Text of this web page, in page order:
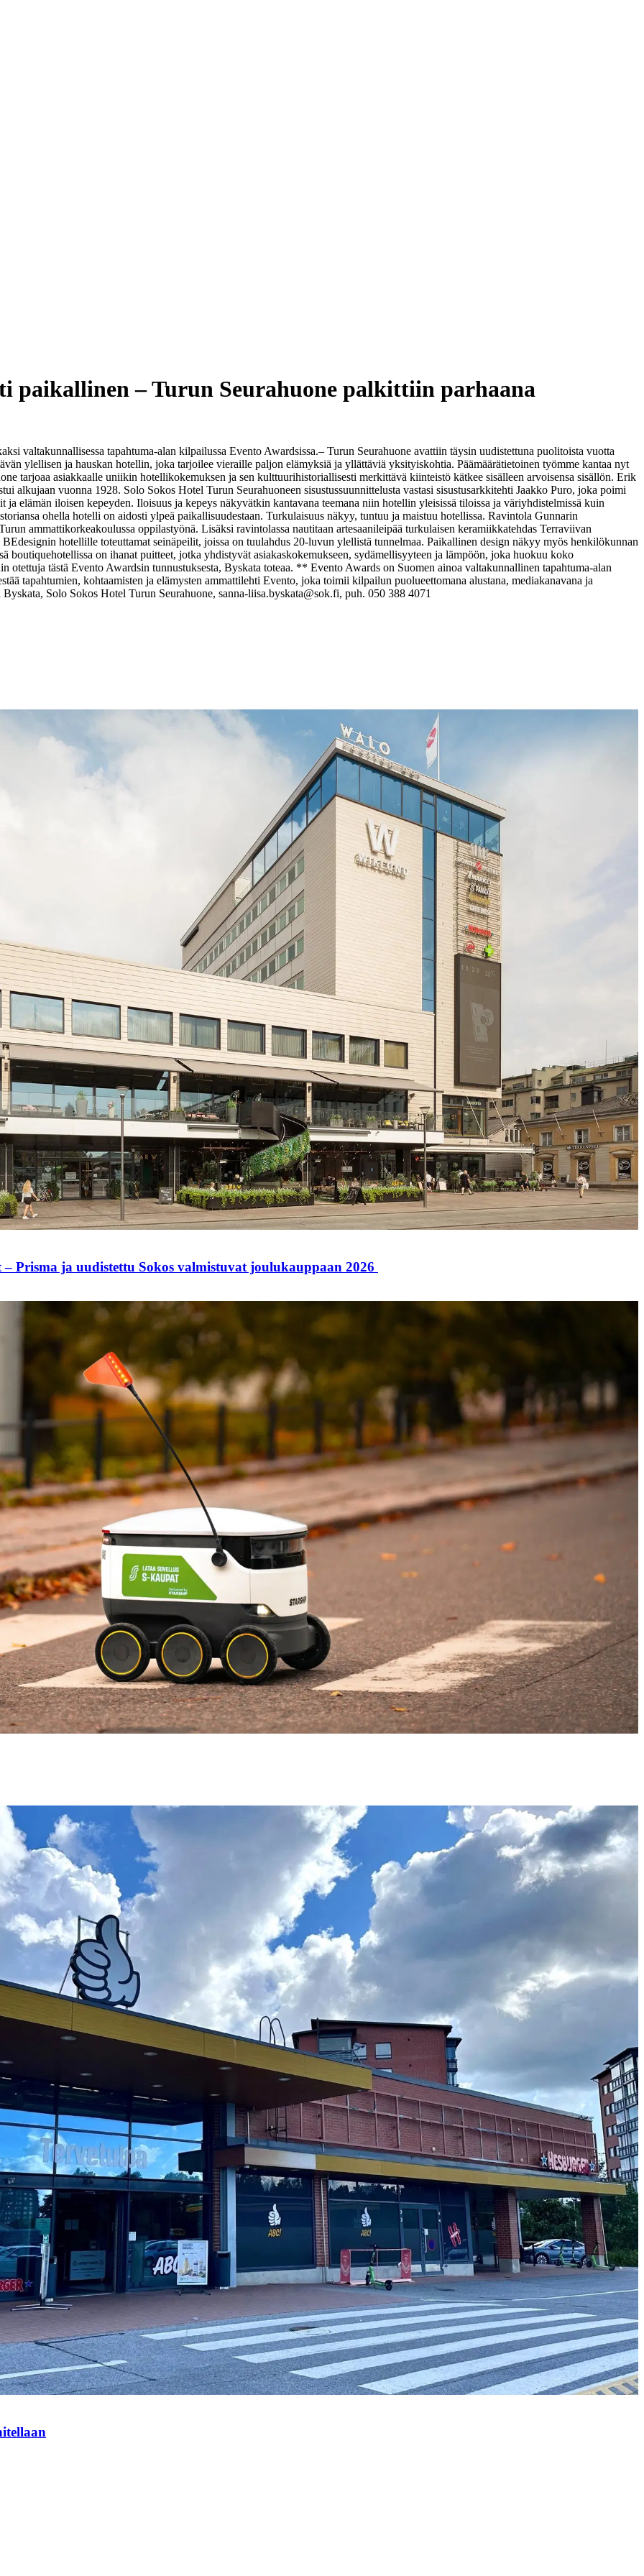
paikallinen – Turun Seurahuone palkittiin parhaana
valtakunnallisessa tapahtuma-alan kilpailussa Evento Awardsissa.– Turun Seurahuone avattiin täysin uudistettuna puolitoista vuotta
ylellisen ja hauskan hotellin, joka tarjoilee vieraille paljon elämyksiä ja yllättäviä yksityiskohtia. Päämäärätietoinen työmme kantaa nyt
tarjoaa asiakkaalle uniikin hotellikokemuksen ja sen kulttuurihistoriallisesti merkittävä kiinteistö kätkee sisälleen arvoisensa sisällön. Erik
alkujaan vuonna 1928. Solo Sokos Hotel Turun Seurahuoneen sisustussuunnittelusta vastasi sisustusarkkitehti Jaakko Puro, joka poimi
elämän iloisen kepeyden. Iloisuus ja kepeys näkyvätkin kantavana teemana niin hotellin yleisissä tiloissa ja väriyhdistelmissä kuin
ohella hotelli on aidosti ylpeä paikallisuudestaan. Turkulaisuus näkyy, tuntuu ja maistuu hotellissa. Ravintola Gunnarin
ammattikorkeakoulussa oppilastyönä. Lisäksi ravintolassa nautitaan artesaanileipää turkulaisen keramiikkatehdas Terraviivan
hotellille toteuttamat seinäpeilit, joissa on tuulahdus 20-luvun ylellistä tunnelmaa. Paikallinen design näkyy myös henkilökunnan
boutiquehotellissa on ihanat puitteet, jotka yhdistyvät asiakaskokemukseen, sydämellisyyteen ja lämpöön, joka huokuu koko
tästä Evento Awardsin tunnustuksesta, Byskata toteaa. ** Evento Awards on Suomen ainoa valtakunnallinen tapahtuma-alan
tapahtumien, kohtaamisten ja elämysten ammattilehti Evento, joka toimii kilpailun puolueettomana alustana, mediakanavana ja
Solo Sokos Hotel Turun Seurahuone, sanna-liisa.byskata@sok.fi, puh. 050 388 4071
Prisma ja uudistettu Sokos valmistuvat joulukauppaan 2026